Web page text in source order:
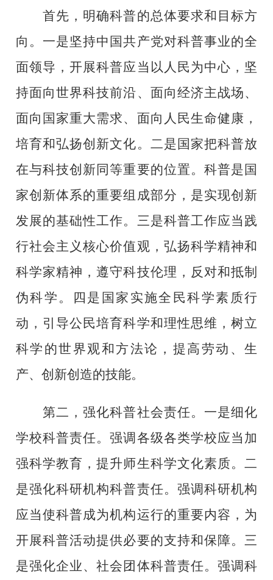
首先，明确科普的总体要求和目标方
向。一是坚持中国共产党对科普事业的全
面领导，开展科普应当以人民为中心，坚
持面向世界科技前沿、面向经济主战场、
面向国家重大需求、面向人民生命健康，
培育和弘扬创新文化。二是国家把科普放
在与科技创新同等重要的位置。科普是国
家创新体系的重要组成部分，是实现创新
发展的基础性工作。三是科普工作应当践
行社会主义核心价值观，弘扬科学精神和
科学家精神，遵守科技伦理，反对和抵制
伪科学。四是国家实施全民科学素质行
动，引导公民培育科学和理性思维，树立
科学的世界观和方法论，提高劳动、生
产、创新创造的技能。
第二，强化科普社会责任。一是细化
学校科普责任。强调各级各类学校应当加
强科学教育，提升师生科学文化素质。二
是强化科研机构科普责任。强调科研机构
应当使科普成为机构运行的重要内容，为
开展科普活动提供必要的支持和保障。三
是强化企业、社会团体科普责任。强调科